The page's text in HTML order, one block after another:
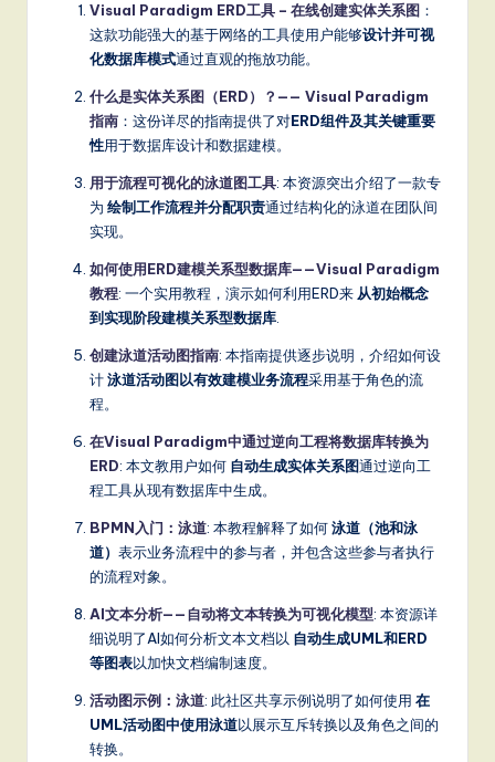
Visual Paradigm ERD工具 – 在线创建实体关系图 ：
这款功能强大的基于网络的工具使用户能够设计并可视
化数据库模式通过直观的拖放功能。
什么是实体关系图（ERD）？—— Visual Paradigm
指南 ：这份详尽的指南提供了对ERD组件及其关键重要
性用于数据库设计和数据建模。
用于流程可视化的泳道图工具: 本资源突出介绍了一款专
为 绘制工作流程并分配职责通过结构化的泳道在团队间
实现。
如何使用ERD建模关系型数据库——Visual Paradigm
教程: 一个实用教程，演示如何利用ERD来从初始概念
到实现阶段建模关系型数据库.
创建泳道活动图指南: 本指南提供逐步说明，介绍如何设
计泳道活动图以有效建模业务流程采用基于角色的流
程。
在Visual Paradigm中通过逆向工程将数据库转换为
ERD: 本文教用户如何 自动生成实体关系图通过逆向工
程工具从现有数据库中生成。
BPMN入门：泳道: 本教程解释了如何泳道（池和泳
道） 表示业务流程中的参与者，并包含这些参与者执行
的流程对象。
AI文本分析——自动将文本转换为可视化模型: 本资源详
细说明了AI如何分析文本文档以 自动生成UML和ERD
等图表以加快文档编制速度。
活动图示例：泳道: 此社区共享示例说明了如何使用 在
UML活动图中使用泳道以展示互斥转换以及角色之间的
转换。